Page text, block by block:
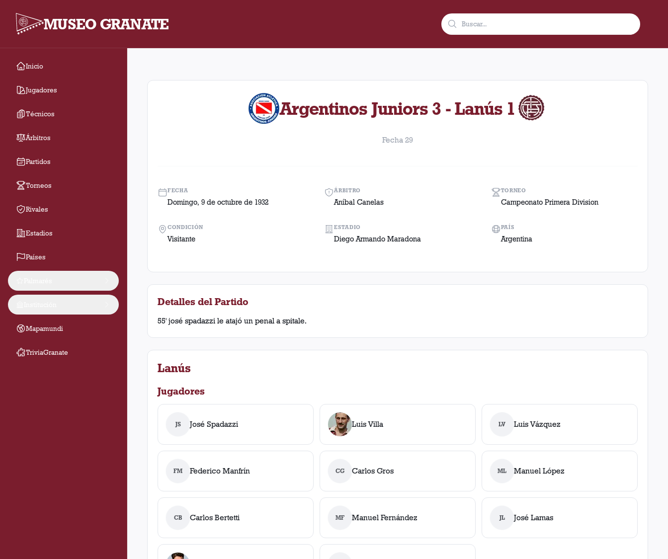
MUSEO GRANATE
Inicio
Jugadores
Técnicos
Árbitros
Partidos
Torneos
Rivales
Estadios
Países
Mapamundi
TriviaGranate
Fecha 29. Partido entre Lanús y Argentinos Juniors disputado el Domingo, 9 de octubre de 1932 como visitante en el estadio Diego Armando
Argentinos Juniors 3 - Lanús 1
Fecha 29
FECHA
Domingo, 9 de octubre de 1932
ÁRBITRO
Aníbal Canelas
TORNEO
Campeonato Primera Division
CONDICIÓN
Visitante
ESTADIO
Diego Armando Maradona
PAÍS
Argentina
Detalles del Partido
55' josé spadazzi le atajó un penal a spitale.
Lanús
Jugadores
JS José Spadazzi Luis Villa LV Luis Vázquez
FM Federico Manfrín CG Carlos Gros ML Manuel López
CB Carlos Bertetti MF Manuel Fernández JL José Lamas